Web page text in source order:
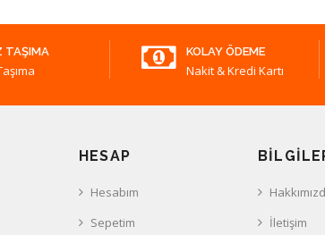
TAŞIMA KOLAY ÖDEME
Nakit & Kredi Kartı
HESAP
Hesabım
Sepetim
İletişim